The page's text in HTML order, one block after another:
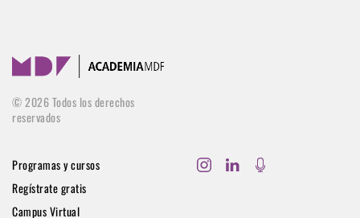
©2026Todos los derechos
reservados
Programas y cursos
Regístrate gratis
Campus Virtual